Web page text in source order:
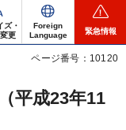
ズ・
更
Foreign
Language
緊急情報
ページ番号：10120
平成23年11